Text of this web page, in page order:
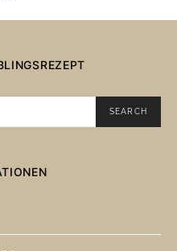
SEARCH